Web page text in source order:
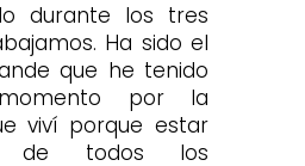
durante los tres
Ha sido el
que he tenido
por la
viví porque estar
de todos los